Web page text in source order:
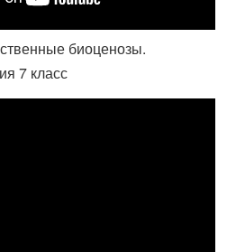
биоценозы.
7 класс